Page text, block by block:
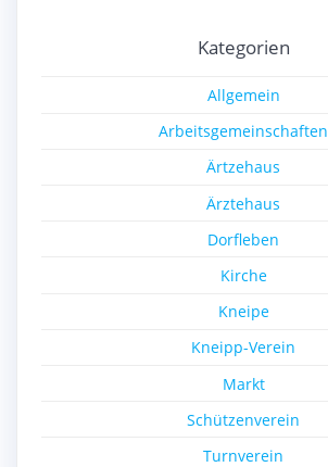
Kategorien
Allgemein
Arbeitsgemeinschaften
Ärtzehaus
Ärztehaus
Dorfleben
Kirche
Kneipe
Kneipp-Verein
Markt
Schützenverein
Turnverein